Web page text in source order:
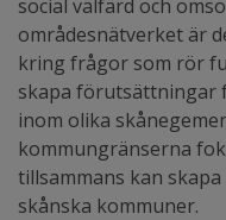
social välfärd och
områdesnätverket är
kring frågor som rör
skapa förutsättningar
inom olika
kommungränserna
tillsammans kan
skånska kommuner.